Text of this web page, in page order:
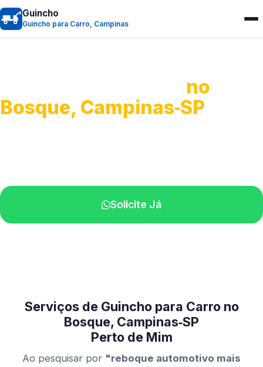
Guincho
Guincho para Carro, Campinas
no
Bosque, Campinas‑SP
Solicite Já
Serviços de Guincho para Carro no
Bosque, Campinas‑SP
Perto de Mim
Ao pesquisar por "reboque automotivo mais